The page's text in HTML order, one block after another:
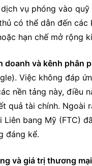
vụ phóng vào
có thể dẫn đến
hạn chế mở rộng
doanh và kênh phân
Việc không đáp
nền tảng này, điều
quả tài chính. Ngoài
Liên bang Mỹ (FTC)
đáng kể.
và giá trị thương mại